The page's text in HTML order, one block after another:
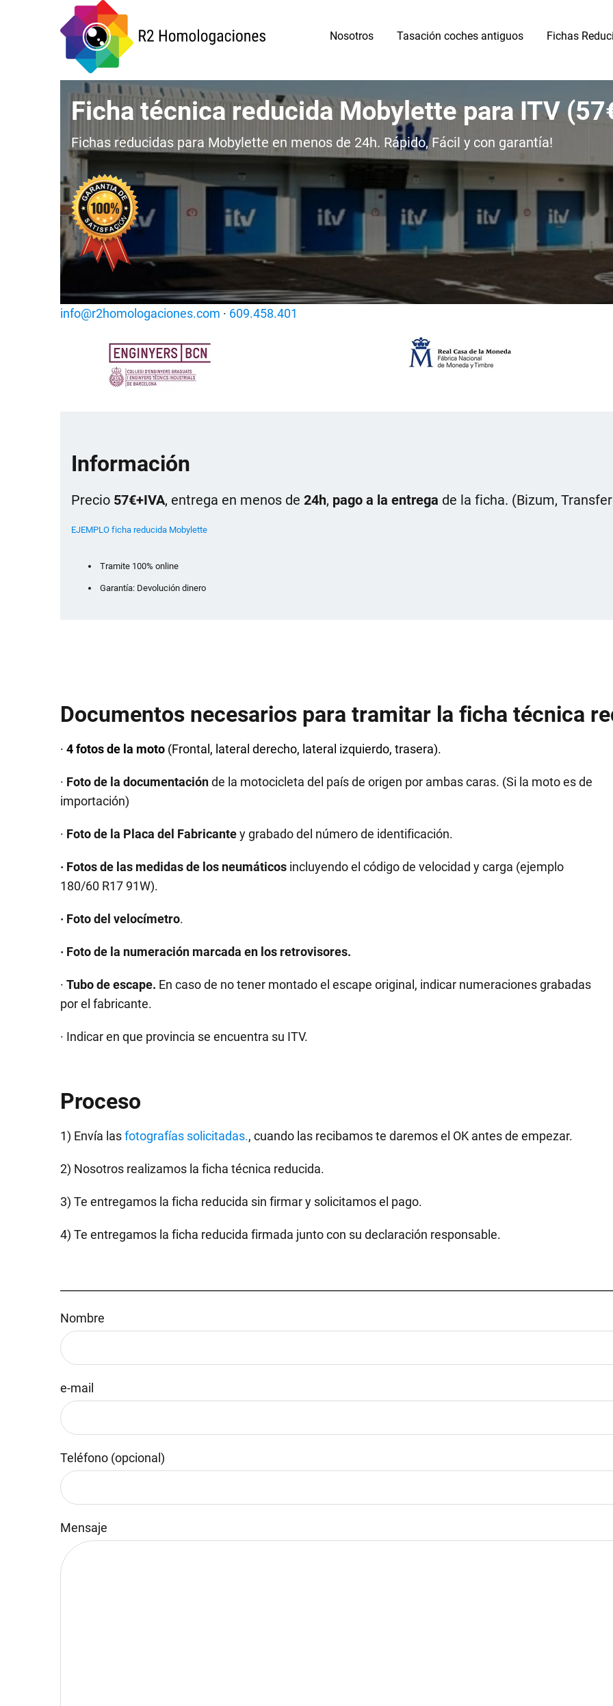
Nosotros Tasación coches antiguos Fichas
Ficha técnica reducida Mobylette para ITV
Fichas reducidas para Mobylette en menos de 24h. Rápido, Fácil y con garantía!
info@r2homologaciones.com · 609.458.401
Información
Precio 57€+IVA, entrega en menos de 24h, pago a la entrega de la ficha. (Bizum,
EJEMPLO ficha reducida Mobylette
Tramite 100% online
Garantía: Devolución dinero
Documentos necesarios para tramitar la ficha técnica
· 4 fotos de la moto (Frontal, lateral derecho, lateral izquierdo, trasera).
· Foto de la documentaciónde la motocicleta del país de origen por ambas caras. (Si la moto es de
importación)
· Foto de la Placa del Fabricantey grabado del número de identificación.
· Fotos de las medidas de los neumáticos incluyendo el código de velocidad y carga (ejemplo
180/60 R17 91W).
· Foto del velocímetro.
· Foto de la numeración marcada en los retrovisores.
· Tubo de escape. En caso de no tener montado el escape original, indicar numeraciones grabadas
por el fabricante.
· Indicar en que provincia se encuentra su ITV.
Proceso
1) Envía lasfotografías solicitadas., cuando las recibamos te daremos el OK antes de empezar.
2) Nosotros realizamos la ficha técnica reducida.
3) Te entregamos la ficha reducida sin firmar y solicitamos el pago.
4) Te entregamos la ficha reducida firmada junto con su declaración responsable.
Nombre
e-mail
Teléfono (opcional)
Por favor, deja este campo vacío.
Mensaje